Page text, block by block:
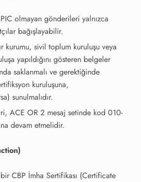
olmayan gönderileri yalnızca
bağışlayabilir.
kurumu, sivil toplum kuruluşu veya
yapıldığını gösteren belgeler
saklanmalı ve gerektiğinde
kuruluşuna,
sunulmalıdır.
ACE OR 2 mesaj setinde kod 010-
devam etmelidir.
CBP İmha Sertifikası (Certificate